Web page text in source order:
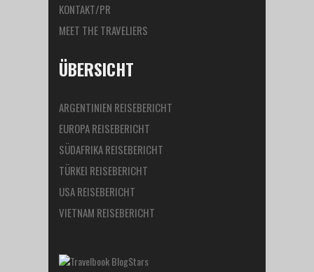
KONTAKT/PR
MEET THE TRAVELIERS
ÜBERSICHT
ARGENTINIEN REISEBERICHT
EUROPA REISEBERICHT
SÜDAFRIKA REISEBERICHT
TÜRKEI REISEBERICHT
USA REISEBERICHT
VIETNAM REISEBERICHT